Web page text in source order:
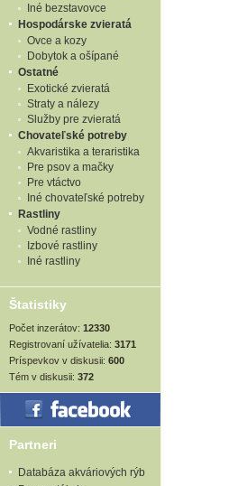
Iné bezstavovce
Hospodárske zvieratá
Ovce a kozy
Dobytok a ošípané
Ostatné
Exotické zvieratá
Straty a nálezy
Služby pre zvieratá
Chovateľské potreby
Akvaristika a teraristika
Pre psov a mačky
Pre vtáctvo
Iné chovateľské potreby
Rastliny
Vodné rastliny
Izbové rastliny
Iné rastliny
Štatistiky
Počet inzerátov: 12330
Registrovaní užívatelia: 3171
Príspevkov v diskusii: 600
Tém v diskusii: 372
Partneri
Databáza akváriových rýb